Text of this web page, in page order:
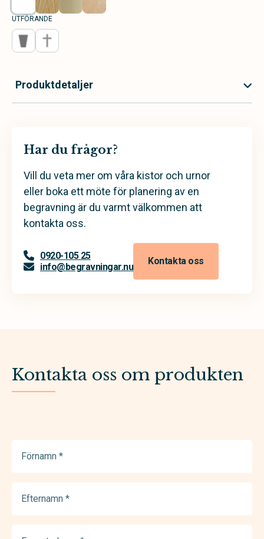
UTFÖRANDE
Produktdetaljer
Har du frågor?
Vill du veta mer om våra kistor och urnor
eller boka ett möte för planering av en
begravning är du varmt välkommen att
kontakta oss.
0920-105 25
info@begravningar.nu
Kontakta oss
Kontakta oss om produkten
(Required)
(Required)